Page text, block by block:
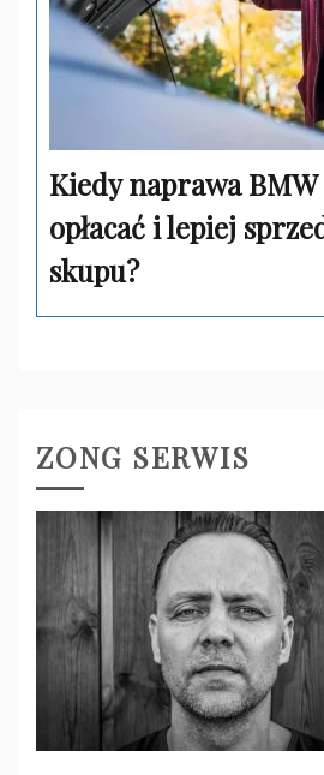
Kiedy naprawa
opłacać i lepiej
skupu?
ZONG SERWIS